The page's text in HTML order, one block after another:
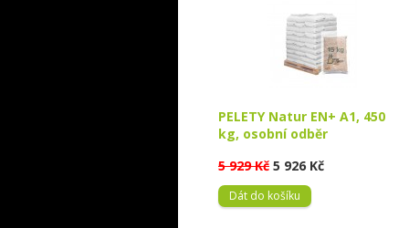
PELETY Natur EN+ A1, 450
kg, osobní odběr
5 929 Kč 5 926 Kč
Dát do košíku